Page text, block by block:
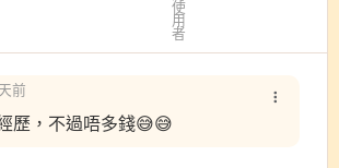
前
歷，不過唔多錢😅😅